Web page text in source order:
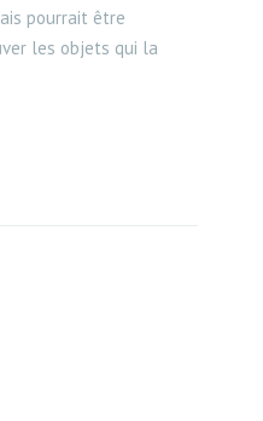
pourrait être
les objets qui la